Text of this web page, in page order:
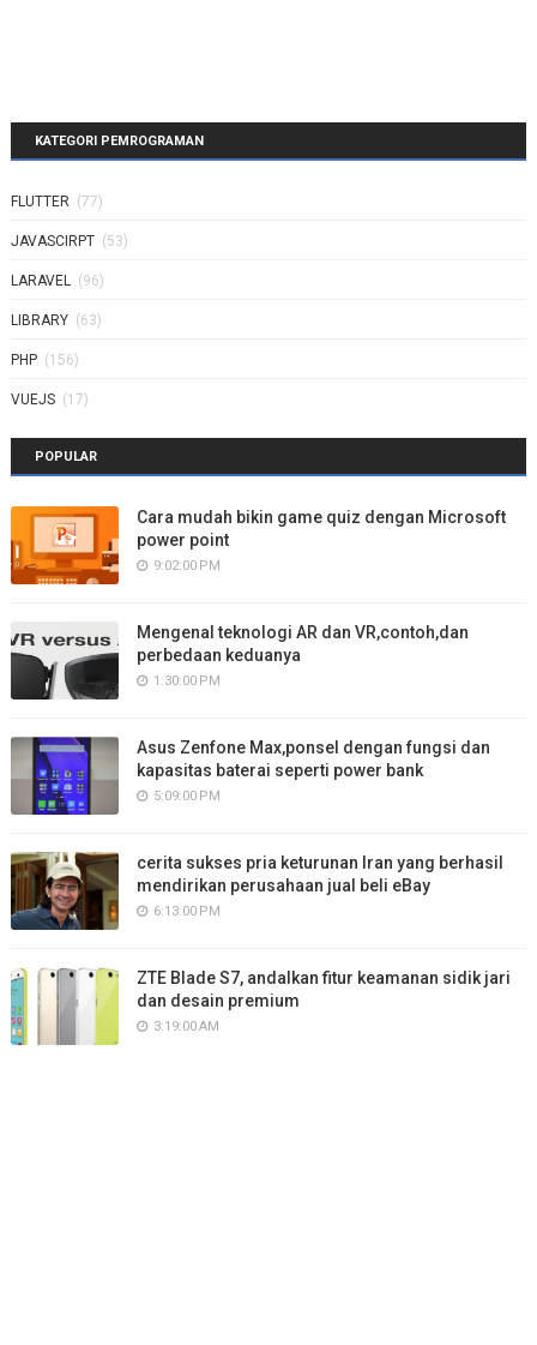
KATEGORI PEMROGRAMAN
FLUTTER (77)
JAVASCIRPT (53)
LARAVEL (96)
LIBRARY (63)
PHP (156)
VUEJS (17)
POPULAR
Cara mudah bikin game quiz dengan Microsoft
power point
9:02:00 PM
Mengenal teknologi AR dan VR,contoh,dan
perbedaan keduanya
1:30:00 PM
Asus Zenfone Max,ponsel dengan fungsi dan
kapasitas baterai seperti power bank
5:09:00 PM
cerita sukses pria keturunan Iran yang berhasil
mendirikan perusahaan jual beli eBay
6:13:00 PM
ZTE Blade S7, andalkan fitur keamanan sidik jari
dan desain premium
3:19:00 AM